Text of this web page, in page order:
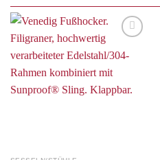
Wunschliste